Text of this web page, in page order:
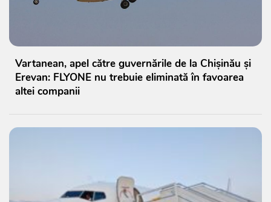
Vartanean, apel către guvernările de la Chișinău și
Erevan: FLYONE nu trebuie eliminată în favoarea
altei companii